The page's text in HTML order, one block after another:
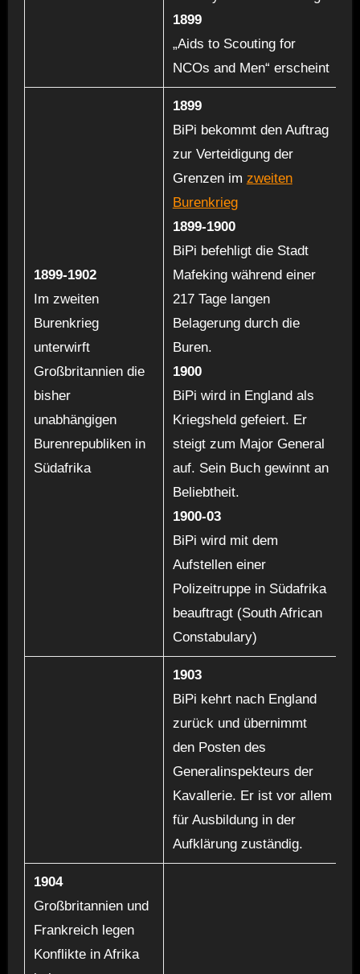
1899
„Aids to Scouting for
NCOs and Men“ erscheint
1899-1902
Im zweiten
Burenkrieg
unterwirft
Großbritannien die
bisher
unabhängigen
Burenrepubliken in
Südafrika
1899
BiPi bekommt den Auftrag
zur Verteidigung der
Grenzen im zweiten
Burenkrieg
1899-1900
BiPi befehligt die Stadt
Mafeking während einer
217 Tage langen
Belagerung durch die
Buren.
1900
BiPi wird in England als
Kriegsheld gefeiert. Er
steigt zum Major General
auf. Sein Buch gewinnt an
Beliebtheit.
1900-03
BiPi wird mit dem
Aufstellen einer
Polizeitruppe in Südafrika
beauftragt (South African
Constabulary)
1903
BiPi kehrt nach England
zurück und übernimmt
den Posten des
Generalinspekteurs der
Kavallerie. Er ist vor allem
für Ausbildung in der
Aufklärung zuständig.
1904
Großbritannien und
Frankreich legen
Konflikte in Afrika